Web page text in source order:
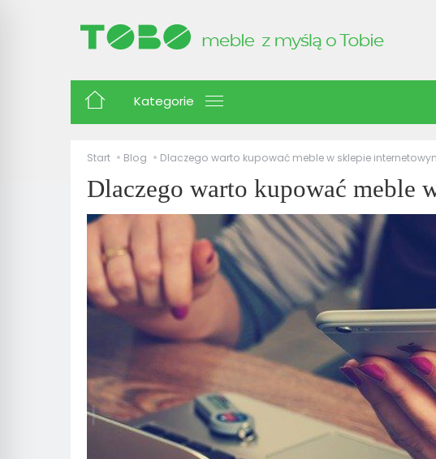
Kategorie
Start Blog Dlaczego warto kupować meble w sklepie
Dlaczego warto kupować meble